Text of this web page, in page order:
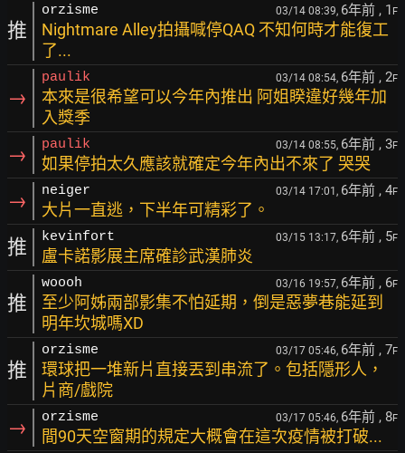
推
orzisme 03/14 08:39, 6年前 , 1 F
Nightmare Alley拍攝喊停QAQ 不知何時才能復工
了...
→
paulik 03/14 08:54, 6年前 , 2F
本來是很希望可以今年內推出 阿姐睽違好幾年加
入獎季
→ paulik 03/14 08:55, 6年前 , 3F
如果停拍太久應該就確定今年內出不來了 哭哭
→ neiger 03/14 17:01, 6年前 , 4F
大片一直逃，下半年可精彩了。
推 kevinfort 03/15 13:17, 6年前 , 5F
盧卡諾影展主席確診武漢肺炎
推
woooh 03/16 19:57, 6年前 , 6F
至少阿姊兩部影集不怕延期，倒是惡夢巷能延到
明年坎城嗎XD
推
orzisme 03/17 05:46, 6年前 , 7F
環球把一堆新片直接丟到串流了。包括隱形人，
片商/戲院
→ orzisme 03/17 05:46, 6年前 , 8F
間90天空窗期的規定大概會在這次疫情被打破...